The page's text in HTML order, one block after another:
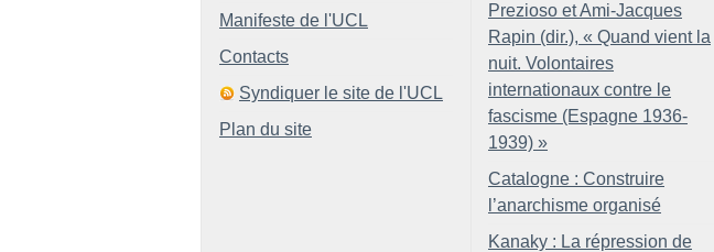
Manifeste de l'UCL
Contacts
Syndiquer le site de l'UCL
Plan du site
Prezioso et Ami-Jacques
Rapin (dir.), « Quand vient la
nuit. Volontaires
internationaux contre le
fascisme (Espagne 1936-
1939) »
Catalogne : Construire
l’anarchisme organisé
Kanaky : La répression de